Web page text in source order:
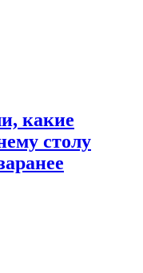
какие
столу